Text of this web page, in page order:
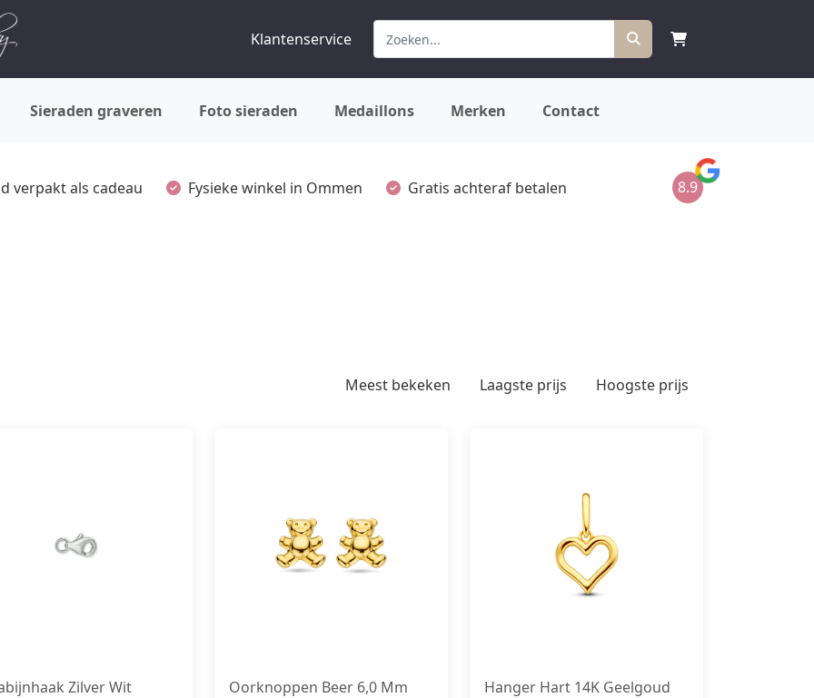
Klantenservice
Sieraden graveren Foto sieraden Medaillons Merken Contact
verpakt als cadeau Fysieke winkel in Ommen Gratis achteraf betalen 8.9
Meest bekeken Laagste prijs Hoogste prijs
Zilver Wit
Oorknoppen Beer 6,0 Mm
Hanger Hart 14K Geelgoud